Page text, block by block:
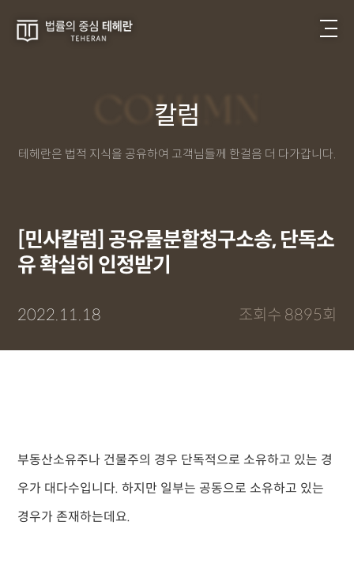
COLUMN
칼럼
테헤란은 법적 지식을 공유하여 고객님들께 한걸음 더 다가갑니다.
[민사칼럼] 공유물분할청구소송, 단독소
유 확실히 인정받기
2022.11.18 조회수 8895회
부동산소유주나 건물주의 경우 단독적으로 소유하고 있는 경
우가 대다수입니다. 하지만 일부는 공동으로 소유하고 있는
경우가 존재하는데요.